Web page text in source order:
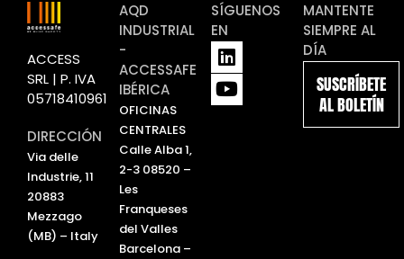
ACCESS
SRL | P. IVA
05718410961
DIRECCIÓN
Via delle
Industrie, 11
20883
Mezzago
(MB) – Italy
AQD
INDUSTRIAL
-
ACCESSAFE
IBÉRICA
OFICINAS
CENTRALES
Calle Alba 1,
2-3 08520 –
Les
Franqueses
del Valles
Barcelona –
SÍGUENOS
EN
L
i
n
k
Y
o
u
t
MANTENTE
SIEMPRE AL
DÍA
SUSCRÍBETE
AL BOLETÍN